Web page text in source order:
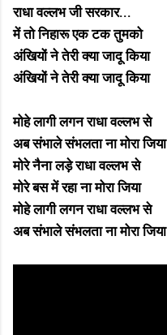
राधा वल्लभ जी सरकार...
में तो निहारू एक टक तुमको
अंखियों ने तेरी क्या जादू किया
अंखियों ने तेरी क्या जादू किया
मोहे लागी लगन राधा वल्लभ से
अब संभाले संभलता ना मोरा जिया
मोरे नैना लड़े राधा वल्लभ से
मोरे बस में रहा ना मोरा जिया
मोहे लागी लगन राधा वल्लभ से
अब संभाले संभलता ना मोरा जिया